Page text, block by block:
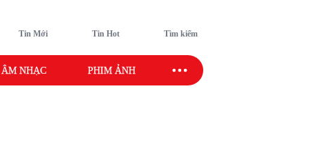
Tin Mới Tin Hot Tìm kiếm
ÂM NHẠC PHIM ẢNH SAO SPORT